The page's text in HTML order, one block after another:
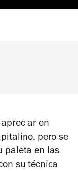
en
pero se
paleta en las
su técnica